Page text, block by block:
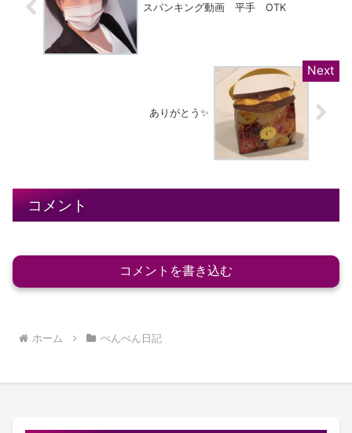
スパンキング動画 平手 OTK
ありがとう✨
コメント
コメントを書き込む
ホーム ぺんぺん日記